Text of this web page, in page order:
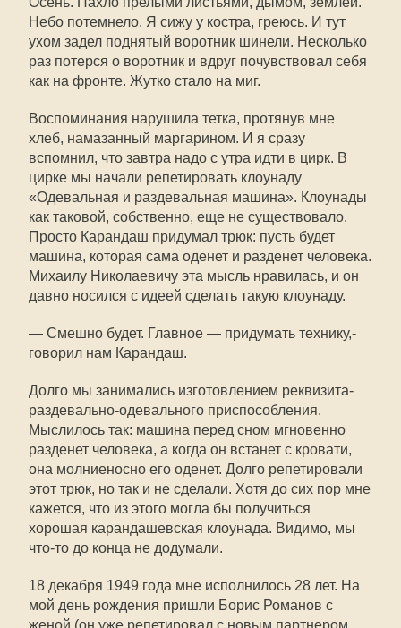
Небо потемнело. Я сижу у костра, греюсь. И тут
ухом задел поднятый воротник шинели. Несколько
раз потерся о воротник и вдруг почувствовал себя
как на фронте. Жутко стало на миг.
Воспоминания нарушила тетка, протянув мне
хлеб, намазанный маргарином. И я сразу
вспомнил, что завтра надо с утра идти в цирк. В
цирке мы начали репетировать клоунаду
«Одевальная и раздевальная машина». Клоунады
как таковой, собственно, еще не существовало.
Просто Карандаш придумал трюк: пусть будет
машина, которая сама оденет и разденет человека.
Михаилу Николаевичу эта мысль нравилась, и он
давно носился с идеей сделать такую клоунаду.
— Смешно будет. Главное — придумать технику,-
говорил нам Карандаш.
Долго мы занимались изготовлением реквизита-
раздевально-одевального приспособления.
Мыслилось так: машина перед сном мгновенно
разденет человека, а когда он встанет с кровати,
она молниеносно его оденет. Долго репетировали
этот трюк, но так и не сделали. Хотя до сих пор мне
кажется, что из этого могла бы получиться
хорошая карандашевская клоунада. Видимо, мы
что-то до конца не додумали.
18 декабря 1949 года мне исполнилось 28 лет. На
мой день рождения пришли Борис Романов с
женой (он уже репетировал с новым партнером